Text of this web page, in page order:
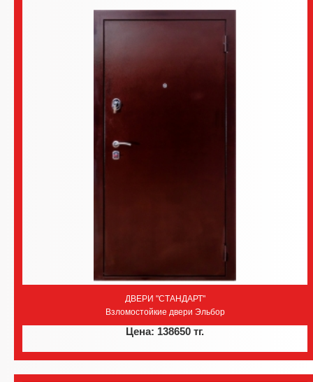
ДВЕРИ "СТАНДАРТ"
Взломостойкие двери Эльбор
Цена: 138650 тг.